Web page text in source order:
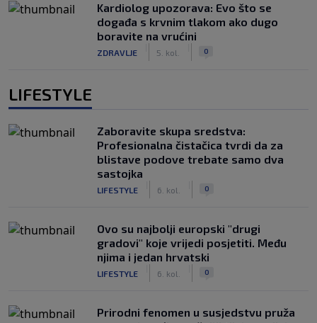
Kardiolog upozorava: Evo što se
događa s krvnim tlakom ako dugo
boravite na vrućini
ZDRAVLJE 5. kol. 0
LIFESTYLE
Zaboravite skupa sredstva:
Profesionalna čistačica tvrdi da za
blistave podove trebate samo dva
sastojka
LIFESTYLE 6. kol. 0
Ovo su najbolji europski "drugi
gradovi" koje vrijedi posjetiti. Među
njima i jedan hrvatski
LIFESTYLE 6. kol. 0
Prirodni fenomen u susjedstvu pruža